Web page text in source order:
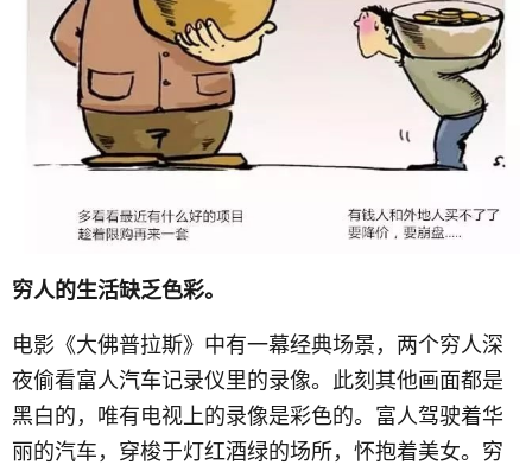
穷人的生活缺乏色彩。
电影《大佛普拉斯》中有一幕经典场景，两个穷人深
夜偷看富人汽车记录仪里的录像。此刻其他画面都是
黑白的，唯有电视上的录像是彩色的。富人驾驶着华
丽的汽车，穿梭于灯红酒绿的场所，怀抱着美女。穷